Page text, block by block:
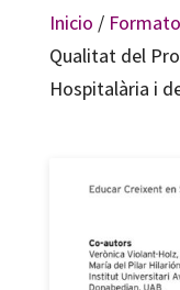
Inicio /
Qualitat del
Hospitalària i